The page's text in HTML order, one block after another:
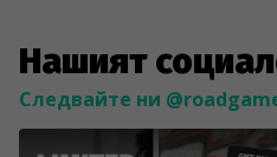
Нашият
Следвайте ни